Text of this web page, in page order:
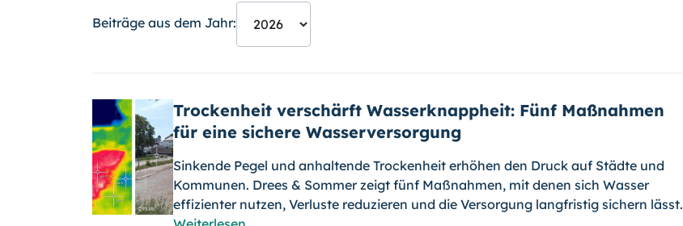
Beiträge aus dem Jahr:
Trockenheit verschärft Wasserknappheit: Fünf Maßnahmen
für eine sichere Wasserversorgung
Sinkende Pegel und anhaltende Trockenheit erhöhen den Druck auf Städte und
Kommunen. Drees & Sommer zeigt fünf Maßnahmen, mit denen sich Wasser
effizienter nutzen, Verluste reduzieren und die Versorgung langfristig sichern lässt.